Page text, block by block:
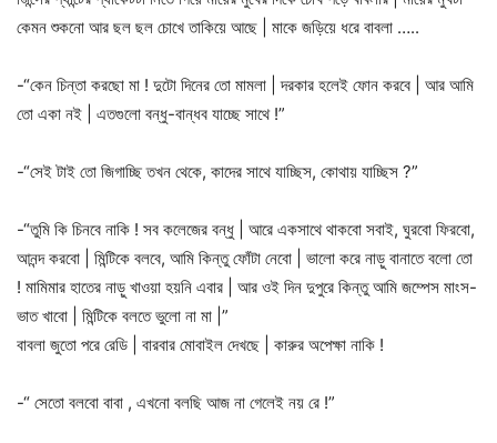
কেমন শুকনো আর ছল ছল চোখে তাকিয়ে আছে | মাকে জড়িয়ে ধরে বাবলা …..
-“কেন চিন্তা করছো মা ! দুটো দিনের তো মামলা | দরকার হলেই ফোন করবে | আর আমি
তো একা নই | এতগুলো বন্ধু-বান্ধব যাচ্ছে সাথে !”
-“সেই টাই তো জিগাচ্ছি তখন থেকে, কাদের সাথে যাচ্ছিস, কোথায় যাচ্ছিস ?”
-“তুমি কি চিনবে নাকি ! সব কলেজের বন্ধু | আরে একসাথে থাকবো সবাই, ঘুরবো ফিরবো,
আনন্দ করবো | মিন্টিকে বলবে, আমি কিন্তু ফোঁটা নেবো | ভালো করে নাড়ু বানাতে বলো তো
! মামিমার হাতের নাড়ু খাওয়া হয়নি এবার | আর ওই দিন দুপুরে কিন্তু আমি জম্পেস মাংস-
ভাত খাবো | মিন্টিকে বলতে ভুলো না মা |”
বাবলা জুতো পরে রেডি | বারবার মোবাইল দেখছে | কারুর অপেক্ষা নাকি !
-“ সেতো বলবো বাবা , এখনো বলছি আজ না গেলেই নয় রে !”